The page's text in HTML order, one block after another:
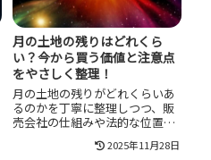
わせ方まで一連の流れを具体的
に解説することで、宇宙葬を安
心して検討できるようになるこ
とを目指した内容です。
月の土地の残りはどれくら
い？今から買う価値と注意点
をやさしく整理！
月の土地の残りがどれくらいあ
るのかを丁寧に整理しつつ、販
売会社の仕組みや法的な位置づ
け、価格の目安や購入方法、サ
プライズギフトとしての活用ア
2025年11月28日